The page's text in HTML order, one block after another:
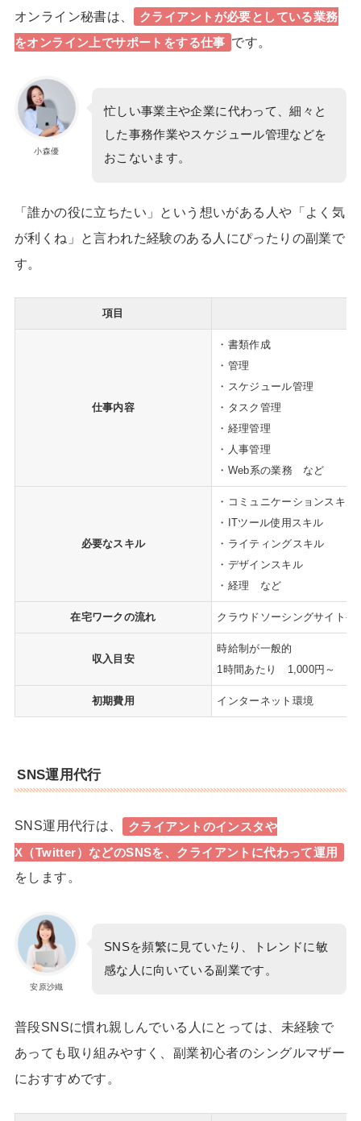
オンライン秘書は、
クライアントが必要としている業務
をオンライン上でサポートをする仕事 です。
小森優
忙しい事業主や企業に代わって、細々と
した事務作業やスケジュール管理などを
おこないます。
「誰かの役に立ちたい」という想いがある人や「よく気
が利くね」と言われた経験のある人 にぴったりの副業で
す。
項目
仕事内容
・書類作成
・管理
・スケジュール管理
・タスク管理
・経理管理
・人事管理
・Web系の業務 など
必要なスキル
・コミュニケーションスキル
・ITツール使用スキル
・ライティングスキル
・デザインスキル
・経理 など
在宅ワークの流れ クラウドソーシングサイト
収入目安
時給制が一般的
1時間あたり 1,000円～
初期費用 インターネット環境
SNS運用代行
SNS運用代行は、
クライアントのインスタや
X（Twitter）などのSNSを、クライアントに代わって運用
をします。
安原沙織
SNSを頻繁に見ていたり、トレンドに敏
感な人に向いている副業です。
普段SNSに慣れ親しんでいる人にとっては、未経験で
あっても取り組みやすく、副業初心者のシングルマザー
におすすめです。